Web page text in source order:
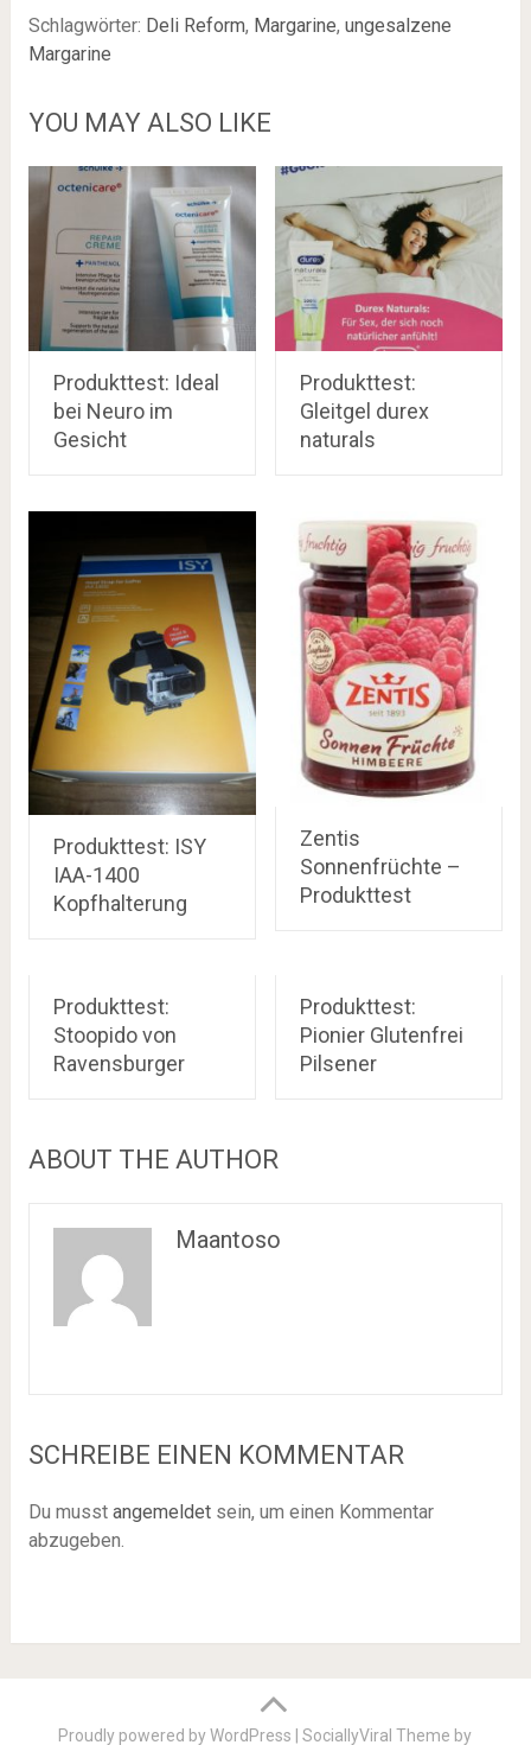
Schlagwörter: Deli Reform, Margarine, ungesalzene
Margarine
YOU MAY ALSO LIKE
Produkttest: Ideal
bei Neuro im
Gesicht
Produkttest:
Gleitgel durex
naturals
Produkttest: ISY
IAA-1400
Kopfhalterung
Zentis
Sonnenfrüchte –
Produkttest
Produkttest:
Stoopido von
Ravensburger
Produkttest:
Pionier Glutenfrei
Pilsener
ABOUT THE AUTHOR
Maantoso
SCHREIBE EINEN KOMMENTAR
Du musst angemeldetsein, um einen Kommentar
abzugeben.
Proudly powered by WordPress |SociallyViral Theme by